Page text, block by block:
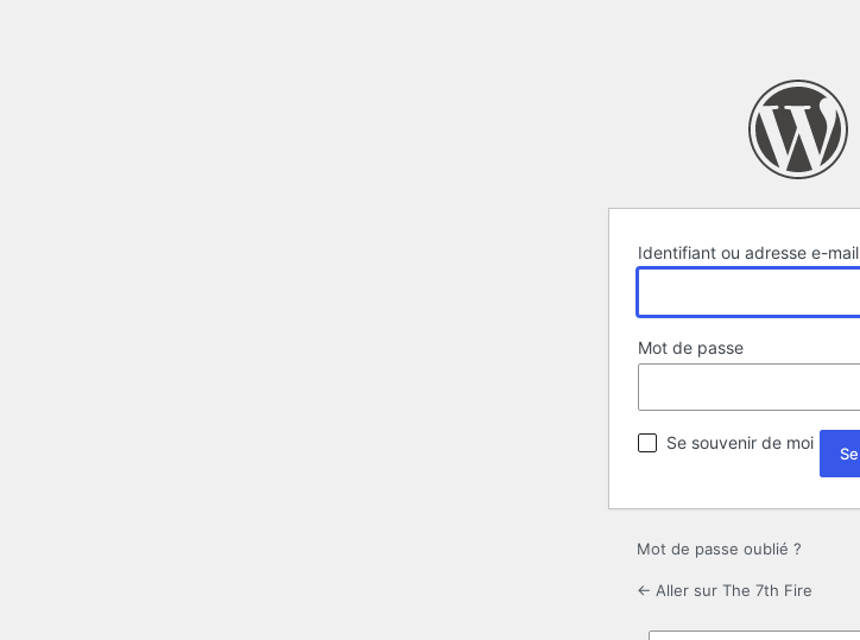
Identifiant ou adresse e-mail
Mot de passe
Se souvenir de moi
Mot de passe oublié ?
← Aller sur The 7th Fire